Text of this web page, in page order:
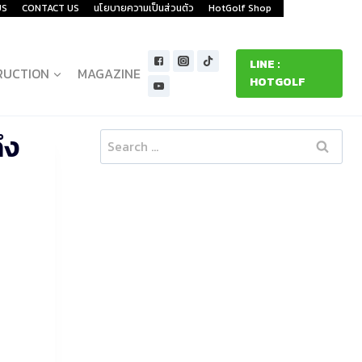
CONTACT US นโยบายความเป็นส่วนตัว HotGolf Shop
MAGAZINE
LINE :
HOTGOLF
Search
for: